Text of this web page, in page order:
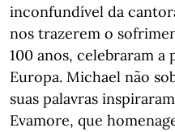
inconfundível da
nos trazerem o
100 anos, celebraram a
Europa. Michael não
suas palavras
Evamore, que